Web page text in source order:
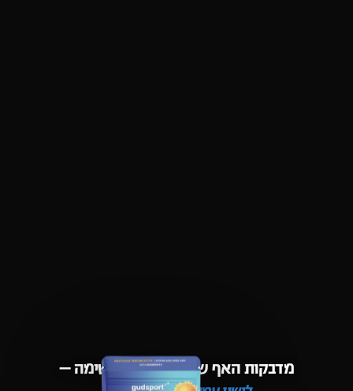
מדבקות האף שפותחות את הנשימה —